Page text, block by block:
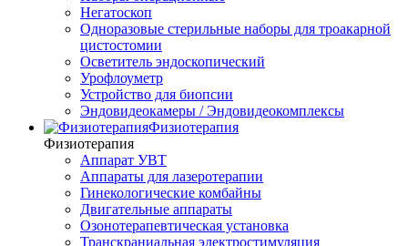
Негатоскоп
Одноразовые стерильные наборы для троакарной
цистостомии
Осветитель эндоскопический
Урофлоуметр
Устройство для биопсии
Эндовидеокамеры / Эндовидеокомплексы
Физиотерапия
Физиотерапия
Аппарат УВТ
Аппараты для лазеротерапии
Гинекологические комбайны
Двигательные аппараты
Озонотерапевтическая установка
Транскраниальная электростимуляция